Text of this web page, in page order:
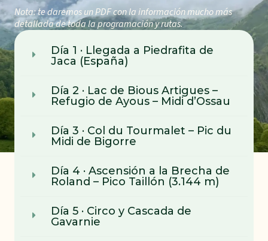
Día 1 · Llegada a Piedrafita de
Jaca (España)
Día 2 · Lac de Bious Artigues –
Refugio de Ayous – Midi d’Ossau
Día 3 · Col du Tourmalet – Pic du
Midi de Bigorre
Día 4 · Ascensión a la Brecha de
Roland – Pico Taillón (3.144 m)
Día 5 · Circo y Cascada de
Gavarnie
Nota: te daremos un PDF con la información mucho más
detallada de toda la programación y rutas.